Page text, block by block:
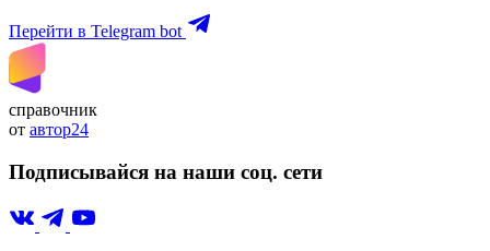
Перейти в Telegram bot
справочник
от автор24
Подписывайся на наши соц. сети